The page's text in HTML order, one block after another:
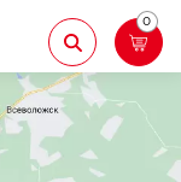
Назад
Aberhof
0